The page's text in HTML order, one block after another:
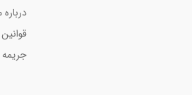
درباره